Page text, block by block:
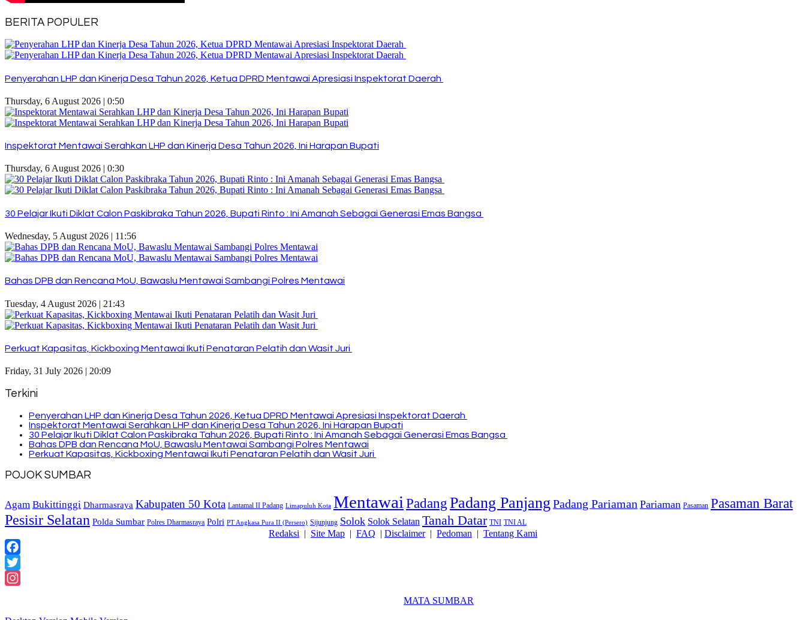
BERITA POPULER
Penyerahan LHP dan Kinerja Desa Tahun 2026, Ketua DPRD Mentawai Apresiasi Inspektorat Daerah
Thursday, 6 August 2026 | 0:50
Inspektorat Mentawai Serahkan LHP dan Kinerja Desa Tahun 2026, Ini Harapan Bupati
Thursday, 6 August 2026 | 0:30
30 Pelajar Ikuti Diklat Calon Paskibraka Tahun 2026, Bupati Rinto : Ini Amanah Sebagai Generasi Emas Bangsa
Wednesday, 5 August 2026 | 11:56
Bahas DPB dan Rencana MoU, Bawaslu Mentawai Sambangi Polres Mentawai
Tuesday, 4 August 2026 | 21:43
Perkuat Kapasitas, Kickboxing Mentawai Ikuti Penataran Pelatih dan Wasit Juri
Friday, 31 July 2026 | 20:09
Terkini
Penyerahan LHP dan Kinerja Desa Tahun 2026, Ketua DPRD Mentawai Apresiasi Inspektorat Daerah
Inspektorat Mentawai Serahkan LHP dan Kinerja Desa Tahun 2026, Ini Harapan Bupati
30 Pelajar Ikuti Diklat Calon Paskibraka Tahun 2026, Bupati Rinto : Ini Amanah Sebagai Generasi Emas Bangsa
Bahas DPB dan Rencana MoU, Bawaslu Mentawai Sambangi Polres Mentawai
Perkuat Kapasitas, Kickboxing Mentawai Ikuti Penataran Pelatih dan Wasit Juri
POJOK SUMBAR
Agam Bukittinggi Dharmasraya Kabupaten 50 Kota Lantamal II Padang Limapuluh Kota Mentawai PadangPadang Panjang Padang Pariaman Pariaman Pasaman Pasaman Barat
Pesisir Selatan Polda Sumbar Polres Dharmasraya Polri PT Angkasa Pura II (Persero) Sijunjung Solok Solok Selatan Tanah Datar TNI TNI AL
Redaksi | Site Map | FAQ | Disclaimer| Pedoman | Tentang Kami
Facebook
Twitter
MATA SUMBAR